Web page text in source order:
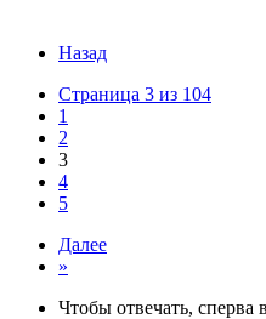
Назад
Страница 3 из 104
1
2
3
4
5
Далее
»
Чтобы отвечать, сперва